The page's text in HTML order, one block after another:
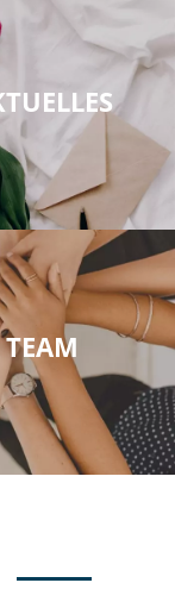
TEAM